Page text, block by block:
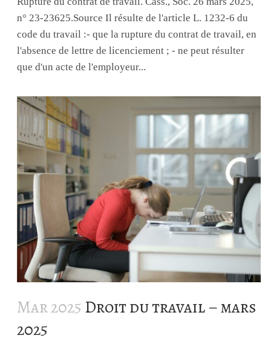
n° 23-23625.Source Il résulte de l'article L. 1232-6 du
code du travail :- que la rupture du contrat de travail, en
l'absence de lettre de licenciement ; - ne peut résulter
que d'un acte de l'employeur...
Mar 2025 Droit du travail – mars
2025